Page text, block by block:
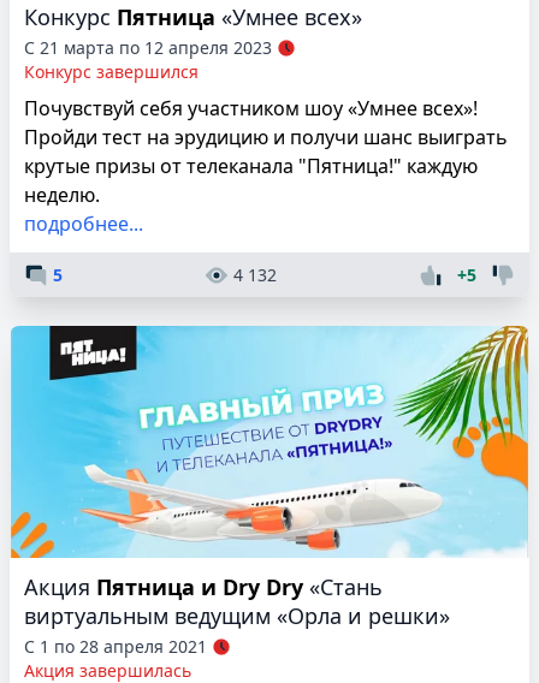
Конкурс Пятница «Умнее всех»
С 21 марта по 12 апреля 2023
Конкурс завершился
Почувствуй себя участником шоу «Умнее всех»!
Пройди тест на эрудицию и получи шанс выиграть
крутые призы от телеканала "Пятница!" каждую
неделю.
подробнее...
5 4 132 +5
Акция Пятница и Dry Dry «Стань
виртуальным ведущим «Орла и решки»
С 1 по 28 апреля 2021
Акция завершилась